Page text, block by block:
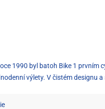
1990 byl batoh Bike 1
výlety. V čistém designu